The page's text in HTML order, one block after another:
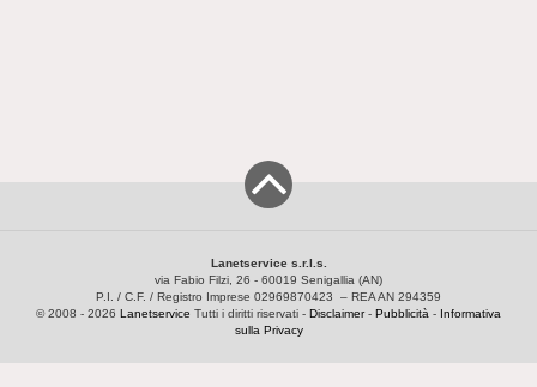
Lanetservice s.r.l.s.
via Fabio Filzi, 26 - 60019 Senigallia (AN)
P.I. / C.F. / Registro Imprese 02969870423 – REA AN 294359
© 2008 - 2026 Lanetservice Tutti i diritti riservati - Disclaimer- Pubblicità - Informativa
sulla Privacy